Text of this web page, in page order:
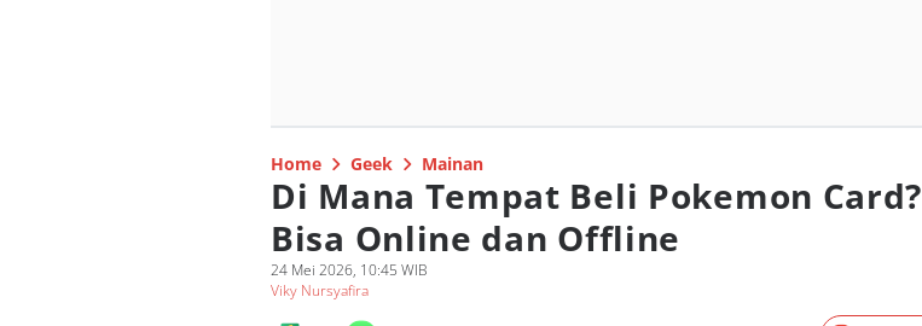
Home Geek Mainan
Di Mana Tempat Beli Pokemon Card?
Bisa Online dan Offline
24 Mei 2026, 10:45 WIB
Viky Nursyafira